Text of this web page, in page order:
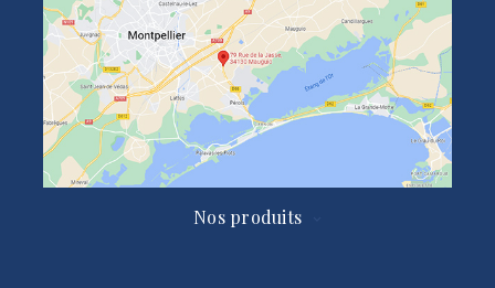
Nos produits